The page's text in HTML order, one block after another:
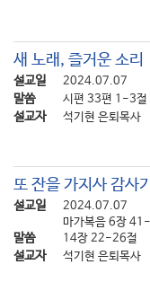
남자만 해도 오천 명,
예수님께서는 그들 모
그것은 이제 곧 식사를
그런 후 예수님께서는
앞에서 말씀드린 대로 ‘
하지만 예수님께서 그
차려진 음식’은 무엇이
그것은 달랑 “떡 다섯
식사해야 할 사람은 만
앞에 놓고서 예수님께
것입니다.
우리 가운데 누군가가
새 노래, 즐거운 소리
설교일 2024.07.07
말씀 시편 33편 1-3절
설교자 석기현 은퇴목사
또 잔을 가지사 감사
설교일 2024.07.07
말씀
마가복음 6장
14장 22-26절
설교자 석기현 은퇴목사